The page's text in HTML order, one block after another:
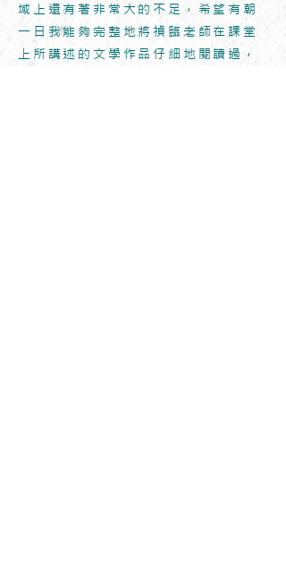
域上還有著非常大的不足，希望有朝
一日我能夠完整地將禎臨老師在課堂
上所講述的文學作品仔細地閱讀過，